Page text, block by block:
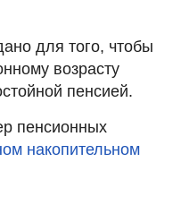
для того, чтобы
возрасту
пенсией.
пенсионных
накопительном